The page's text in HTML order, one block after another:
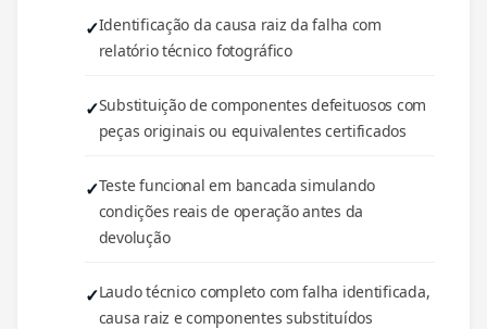
Identificação da causa raiz da falha com
relatório técnico fotográfico
Substituição de componentes defeituosos com
peças originais ou equivalentes certificados
Teste funcional em bancada simulando
condições reais de operação antes da
devolução
Laudo técnico completo com falha identificada,
causa raiz e componentes substituídos